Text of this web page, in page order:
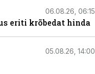
06.08.26, 06:15
eriti krõbedat hinda
05.08.26, 14:00